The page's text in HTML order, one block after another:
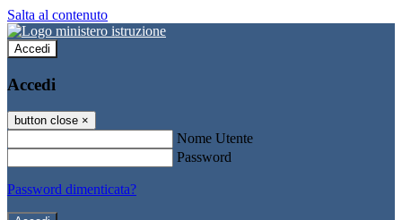
Salta al contenuto
Accedi
Accedi
button close ×
Nome Utente
Password
Password dimenticata?